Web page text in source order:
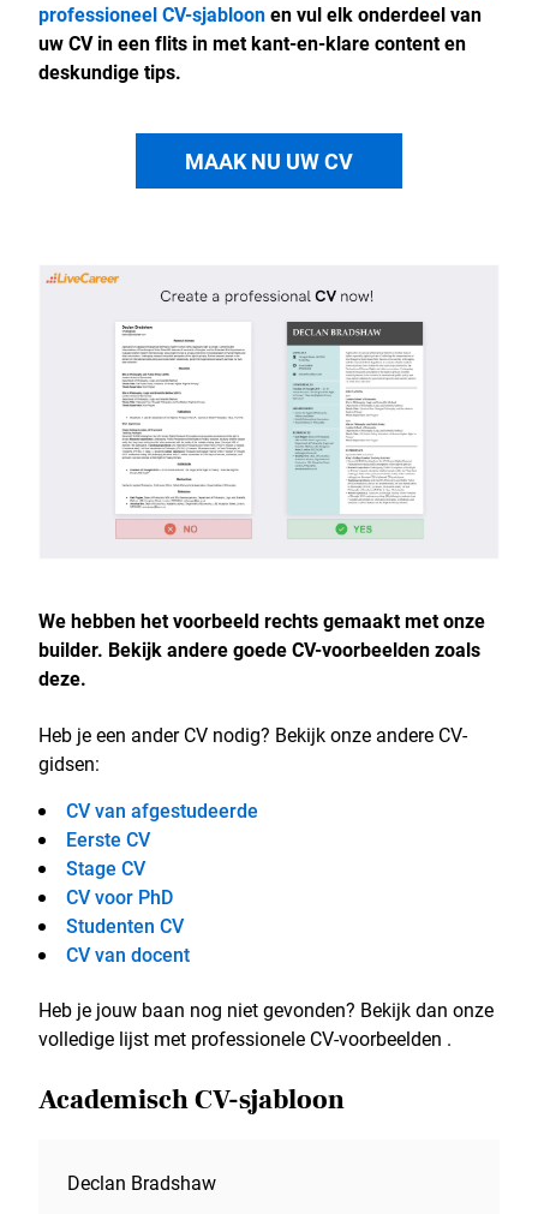
professioneel CV-sjabloonen vul elk onderdeel van
uw CV in een flits in met kant-en-klare content en
deskundige tips.
MAAK NU UW CV
We hebben het voorbeeld rechts gemaakt met onze
builder. Bekijk andere goede CV-voorbeelden zoals
deze.
Heb je een ander CV nodig? Bekijk onze andere CV-
gidsen:
CV van afgestudeerde
Eerste CV
Stage CV
CV voor PhD
Studenten CV
CV van docent
Heb je jouw baan nog niet gevonden? Bekijk dan onze
volledige lijst met professionele CV-voorbeelden .
Academisch CV-sjabloon
Declan Bradshaw